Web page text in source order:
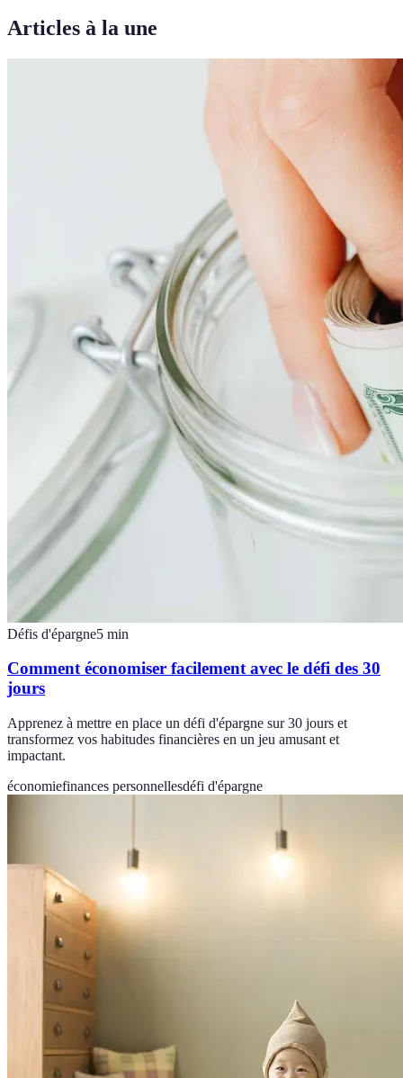
Articles à la une
Défis d'épargne5 min
Comment économiser facilement avec le défi des 30
jours
Apprenez à mettre en place un défi d'épargne sur 30 jours et
transformez vos habitudes financières en un jeu amusant et
impactant.
économiefinances personnellesdéfi d'épargne